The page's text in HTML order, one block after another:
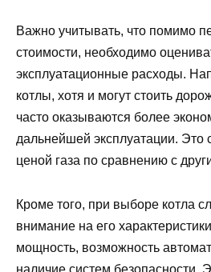
Важно учитывать, что помимо
стоимости, необходимо
эксплуатационные расходы.
котлы, хотя и могут стоить
часто оказываются более
дальнейшей эксплуатации. Это
ценой газа по сравнению с
Кроме того, при выборе котла
внимание на его
мощность, возможность
наличие систем безопасности.